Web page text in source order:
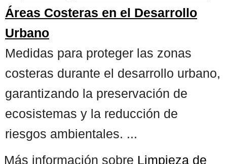
Áreas Costeras en el Desarrollo
Urbano
Medidas para proteger las zonas
costeras durante el desarrollo urbano,
garantizando la preservación de
ecosistemas y la reducción de
riesgos ambientales. ...
Más información sobre Limpieza de